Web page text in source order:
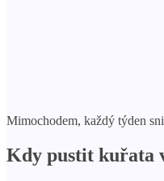
Mimochodem, každý týden
Kdy pustit kuřata